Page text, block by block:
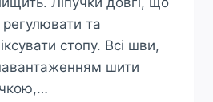
та
стопу. Всі шви,
шити